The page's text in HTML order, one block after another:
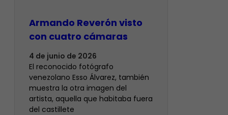
Armando Reverón visto
con cuatro cámaras
4 de junio de 2026
‎El reconocido fotógrafo
venezolano Esso Álvarez, también
muestra la otra imagen del
artista, aquella que habitaba fuera
del castillete ‎